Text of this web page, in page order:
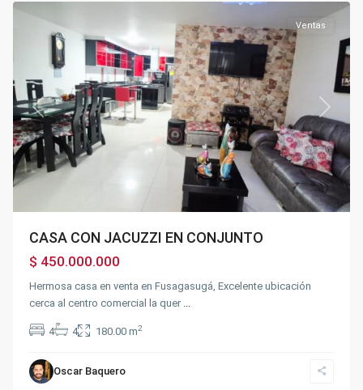
Previous Next
Ventas
CASA CON JACUZZI EN CONJUNTO
$ 450.000.000
Hermosa casa en venta en Fusagasugá, Excelente ubicación
cerca al centro comercial la quer ...
4 4 180.00 m2
Oscar Baquero
Maiz
Amarillo